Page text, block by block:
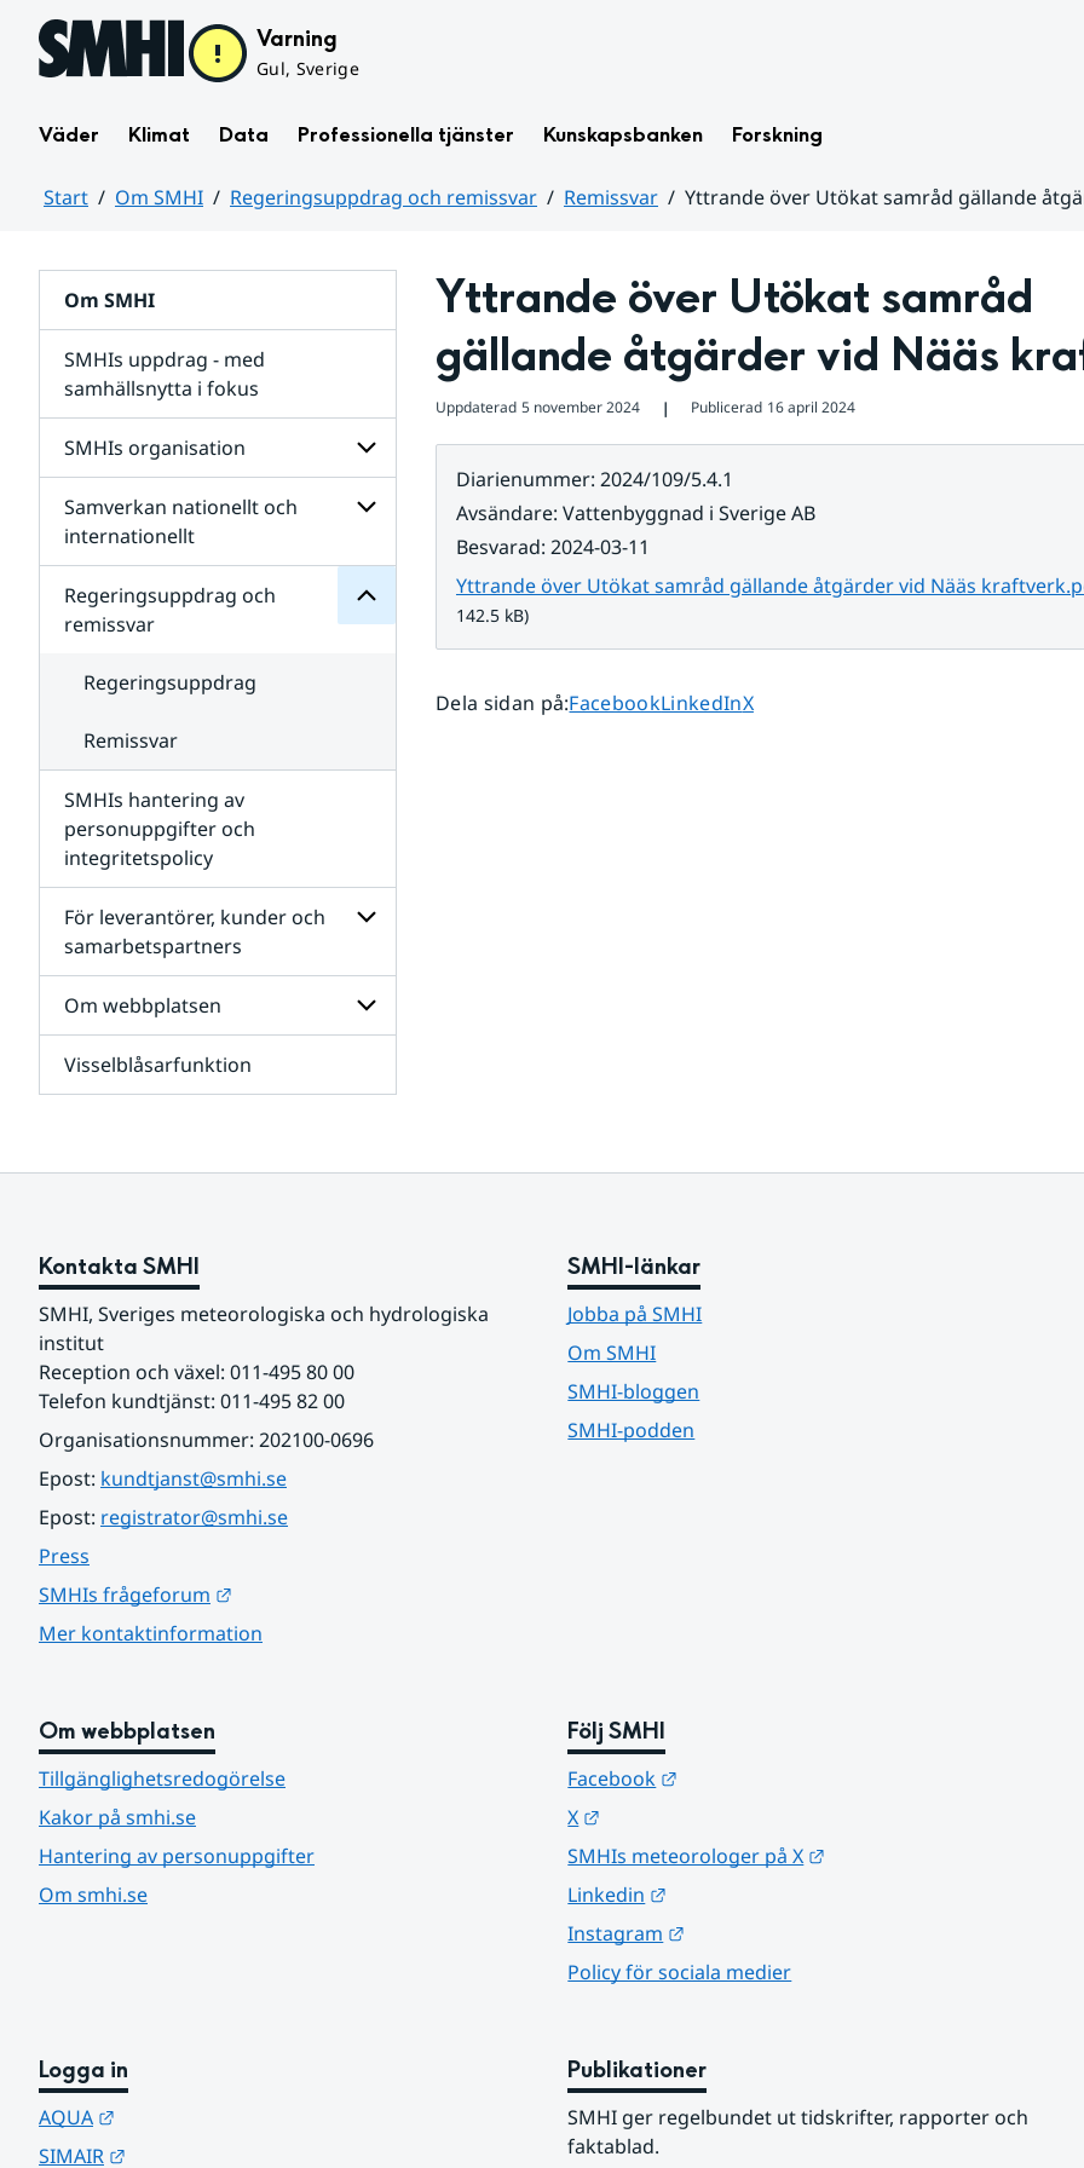
Hoppa till sidans innehåll Varning
Gul, Sverige
Väder Klimat Data Professionella tjänster Kunskapsbanken Forskning
Start Om SMHI Regeringsuppdrag och remissvar Remissvar
Yttrande över Utökat samråd gällande
Om SMHI
SMHIs uppdrag - med
samhällsnytta i fokus
SMHIs organisation
Undersidor
organisation
Samverkan nationellt och
internationellt
Undersidor
för
Regeringsuppdrag och
remissvar
för
Regeringsuppdrag
remissvar
Regeringsuppdrag
Remissvar
SMHIs hantering av
personuppgifter och
integritetspolicy
För leverantörer, kunder och
samarbetspartners
Undersidor
för
och
Om webbplatsen
för
Visselblåsarfunktion
Yttrande över Utökat samråd
gällande åtgärder vid Nääs
Uppdaterad 5 november 2024 ❘ Publicerad 16 april 2024
Diarienummer: 2024/109/5.4.1
Avsändare: Vattenbyggnad i Sverige AB
Besvarad: 2024-03-11
Yttrande över Utökat samråd gällande åtgärder vid Nääs
142.5 kB)
Dela sidan på:Dela sidan på
FacebookDela sidan på
LinkedInDela sidan på
X
Kontakta SMHI
SMHI, Sveriges meteorologiska och hydrologiska
institut
Reception och växel: 011-495 80 00
Telefon kundtjänst: 011-495 82 00
Organisationsnummer: 202100-0696
Epost: kundtjanst@smhi.se
Epost: registrator@smhi.se
Press
SMHIs frågeforum
Mer kontaktinformation
SMHI-länkar
Jobba på SMHI
Om SMHI
SMHI-bloggen
SMHI-podden
Om webbplatsen
Tillgänglighetsredogörelse
Kakor på smhi.se
Hantering av personuppgifter
Om smhi.se
Följ SMHI
Facebook
X
SMHIs meteorologer på X
Linkedin
Instagram
Policy för sociala medier
Logga in
AQUA
SIMAIR
Publikationer
SMHI ger regelbundet ut tidskrifter, rapporter och
faktablad.